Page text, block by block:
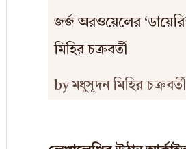
জর্জ অরওয়েলের
মিহির চক্রবর্তী
by মধুসূদন মিহির চক্রবর্তী